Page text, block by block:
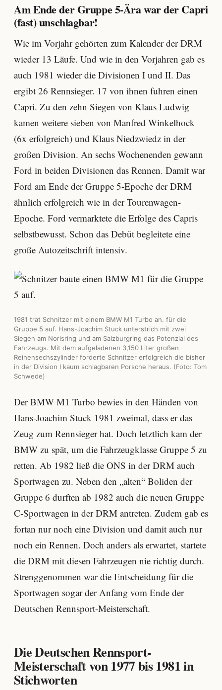
Am Ende der Gruppe 5-Ära war der Capri
(fast) unschlagbar!
Wie im Vorjahr gehörten zum Kalender der DRM
wieder 13 Läufe. Und wie in den Vorjahren gab es
auch 1981 wieder die Divisionen I und II. Das
ergibt 26 Rennsieger. 17 von ihnen fuhren einen
Capri. Zu den zehn Siegen von Klaus Ludwig
kamen weitere sieben von Manfred Winkelhock
(6x erfolgreich) und Klaus Niedzwiedz in der
großen Division. An sechs Wochenenden gewann
Ford in beiden Divisionen das Rennen. Damit war
Ford am Ende der Gruppe 5-Epoche der DRM
ähnlich erfolgreich wie in der Tourenwagen-
Epoche. Ford vermarktete die Erfolge des Capris
selbstbewusst. Schon das Debüt begleitete eine
große Autozeitschrift intensiv.
1981 trat Schnitzer mit einem BMW M1 Turbo an. für die
Gruppe 5 auf. Hans-Joachim Stuck unterstrich mit zwei
Siegen am Norisring und am Salzburgring das Potenzial des
Fahrzeugs. Mit dem aufgeladenen 3,150 Liter großen
Reihensechszylinder forderte Schnitzer erfolgreich die bisher
in der Division I kaum schlagbaren Porsche heraus. (Foto: Tom
Schwede)
Der BMW M1 Turbo bewies in den Händen von
Hans-Joachim Stuck 1981 zweimal, dass er das
Zeug zum Rennsieger hat. Doch letztlich kam der
BMW zu spät, um die Fahrzeugklasse Gruppe 5 zu
retten. Ab 1982 ließ die ONS in der DRM auch
Sportwagen zu. Neben den „alten“ Boliden der
Gruppe 6 durften ab 1982 auch die neuen Gruppe
C-Sportwagen in der DRM antreten. Zudem gab es
fortan nur noch eine Division und damit auch nur
noch ein Rennen. Doch anders als erwartet, startete
die DRM mit diesen Fahrzeugen nie richtig durch.
Strenggenommen war die Entscheidung für die
Sportwagen sogar der Anfang vom Ende der
Deutschen Rennsport-Meisterschaft.
Die Deutschen Rennsport-
Meisterschaft von 1977 bis 1981 in
Stichworten